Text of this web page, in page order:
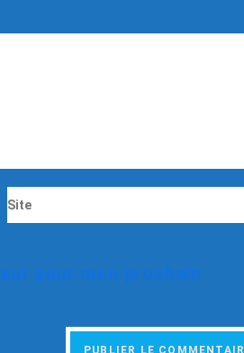
pour mon prochain